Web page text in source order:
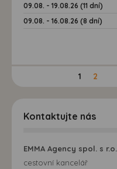
09.08. - 19.08.26 (11 dní)
09.08. - 16.08.26 (8 dní)
1 2
Kontaktujte nás
EMMA Agency spol. s r.o.
cestovní kancelář